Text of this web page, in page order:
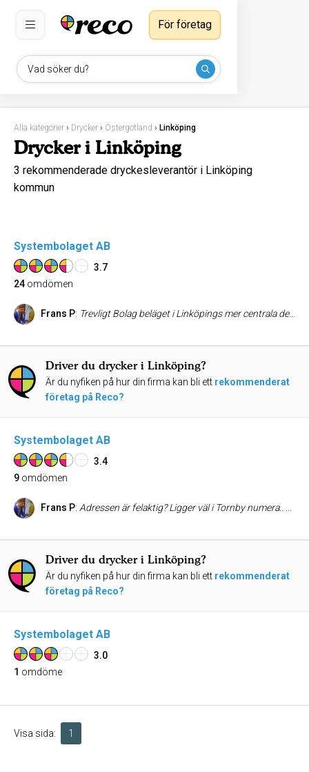
Vad söker du?
För företag
Alla kategorier › Drycker › Östergötland › Linköping
Drycker i Linköping
3 rekommenderade dryckesleverantör i Linköping
kommun
Systembolaget AB
3.7
24 omdömen
Frans P: Trevligt Bolag beläget i Linköpings mer centrala delar. Till skillnad från föregående Recoanvändare gillar jag fredagshetsen då den på något sätt symboliserar inledningen på vad som förhoppningsvis kommer att vara en trevlig helg.
Driver du drycker i Linköping?
Är du nyfiken på hur din firma kan bli ett rekommenderat
företag på Reco?
Systembolaget AB
3.4
9 omdömen
Frans P: Adressen är felaktig? Ligger väl i Tornby numera.. Hursom, kanske ett av Sveriges kompetentaste Systembolag. Jättebra öppettider och sjysst sortiment hjälper till att dra upp kedjans redan väldigt fördelaktiga rykte.
Driver du drycker i Linköping?
Är du nyfiken på hur din firma kan bli ett rekommenderat
företag på Reco?
Systembolaget AB
3.0
1 omdöme
Visa sida: 1